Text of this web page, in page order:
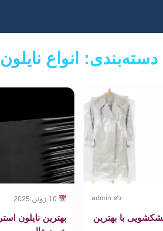
دسته‌بندی: انواع نایلون
✍️ admin
با بهترین
10 ژوئن 2025
بهترین نایلون